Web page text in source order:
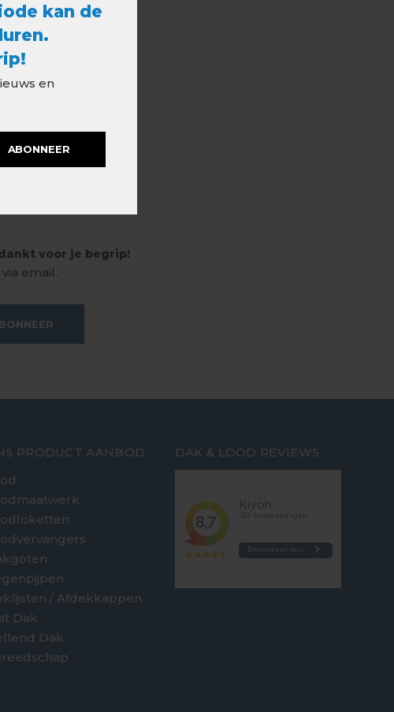
kan de
en
ABONNEER
voor je begrip!
email.
PRODUCT AANBOD
/ Afdekkappen
Dak
Dak
DAK & LOOD REVIEWS